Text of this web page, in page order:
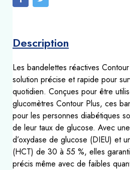
Description
Les bandelettes réactives
solution précise et rapide pour
quotidien. Conçues pour être
glucomètres Contour Plus, ces
pour les personnes diabétiques
de leur taux de glucose. Avec
d’oxydase de glucose (DIEU) et
(HCT) de 30 à 55 %, elles
précis même avec de faibles